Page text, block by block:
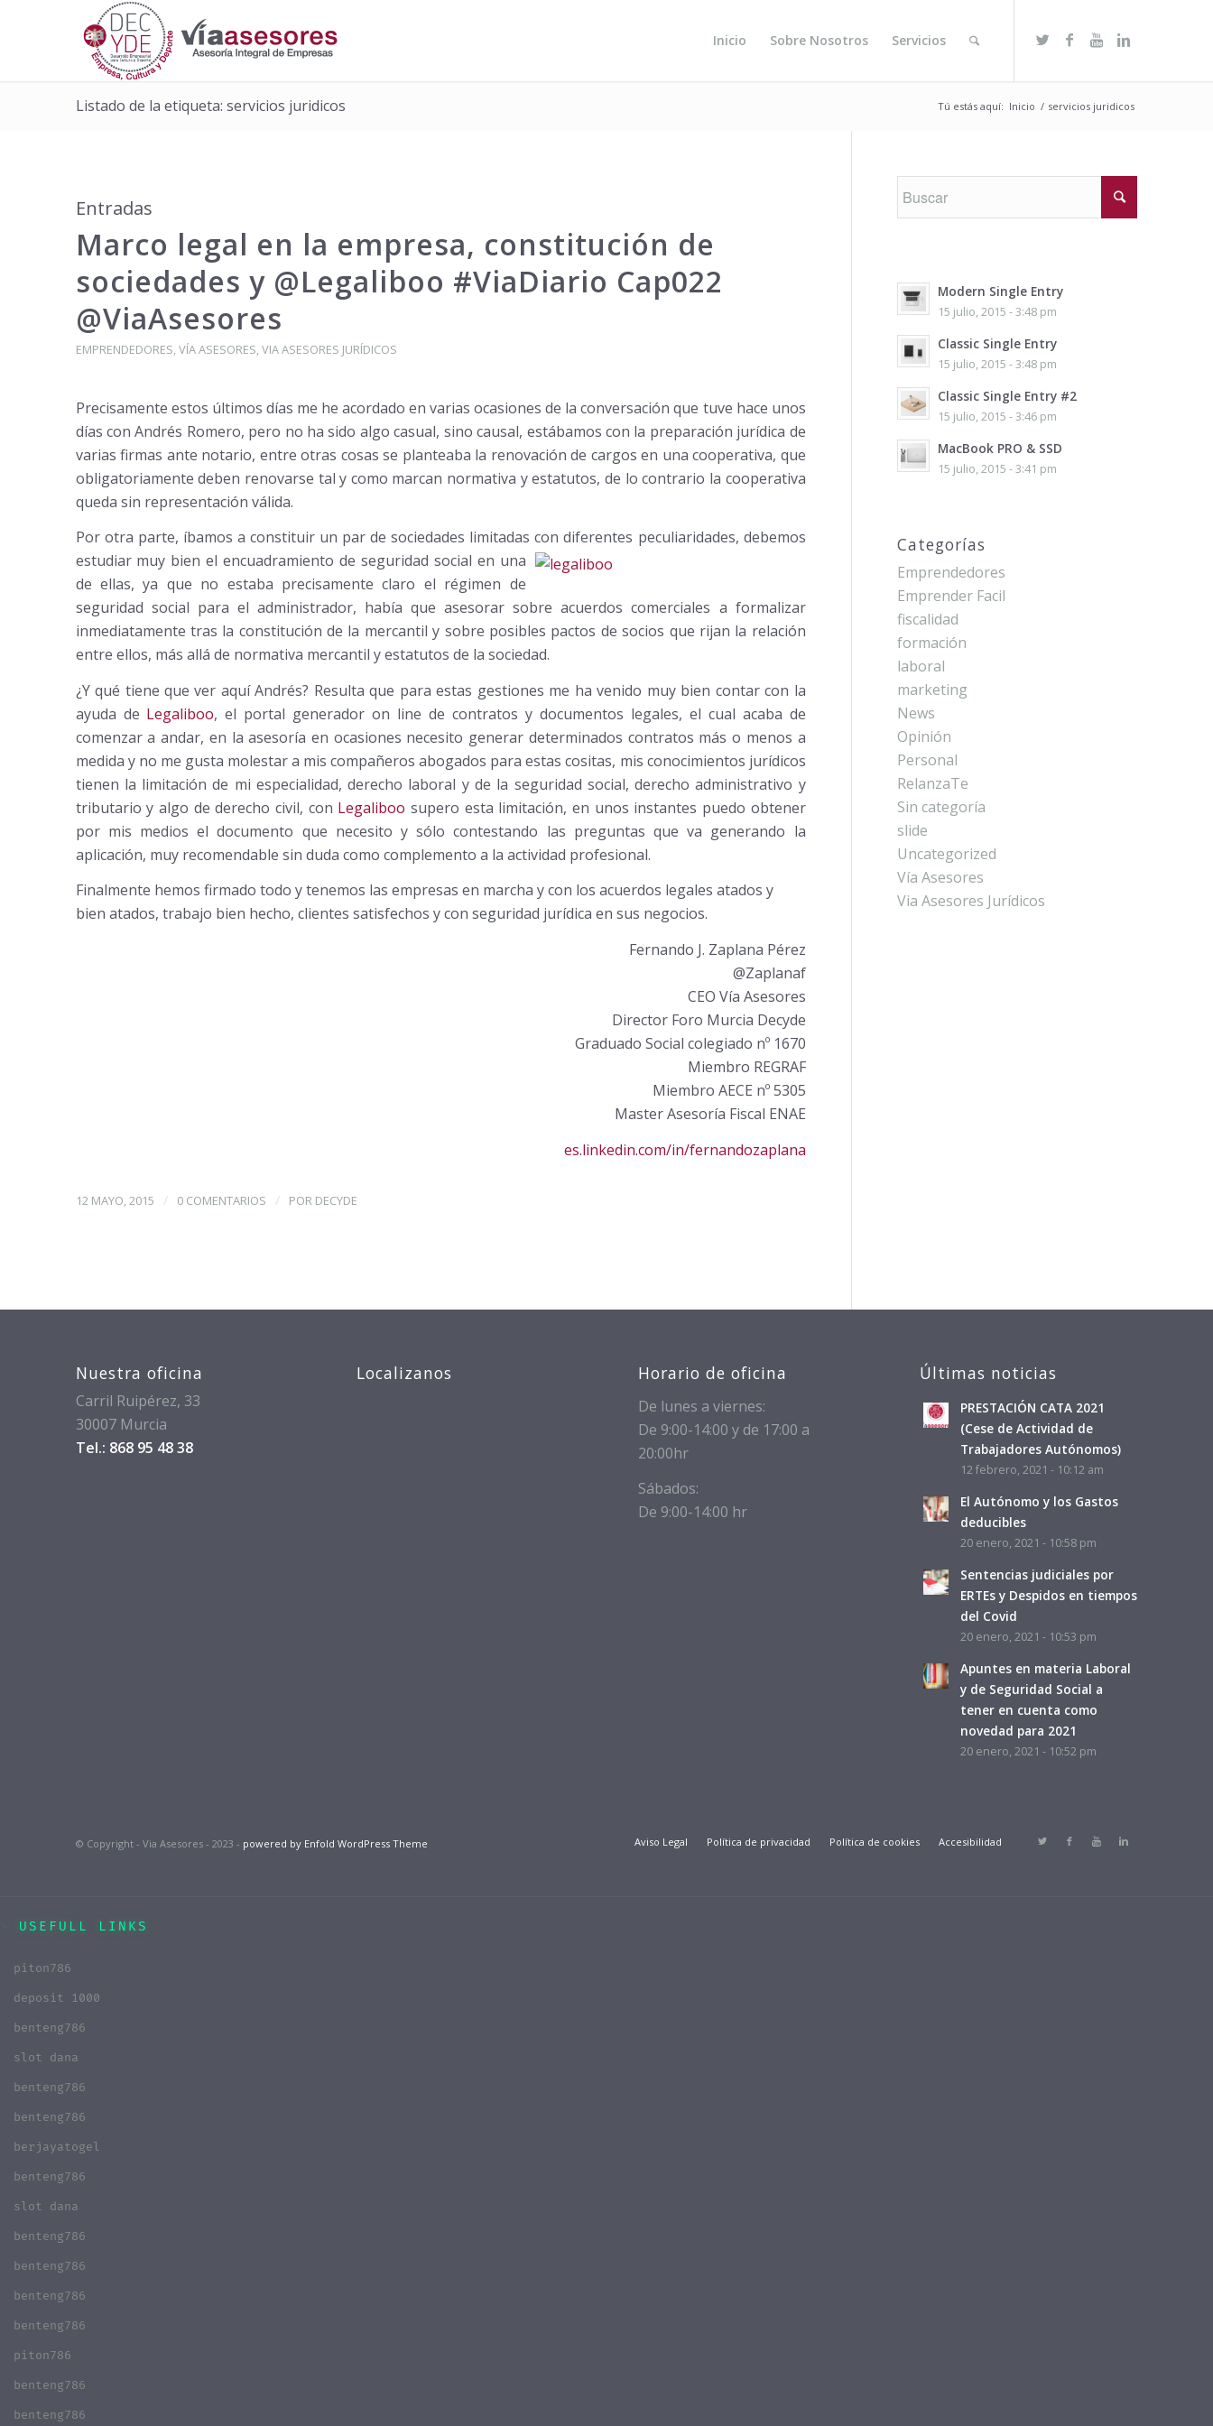
Inicio Sobre Nosotros Servicios
Listado de la etiqueta: servicios juridicos Tú estás aquí: Inicio / servicios juridicos
Entradas
Marco legal en la empresa, constitución de
sociedades y @Legaliboo #ViaDiario Cap022
@ViaAsesores
EMPRENDEDORES,VÍA ASESORES,VIA ASESORES JURÍDICOS
Precisamente estos últimos días me he acordado en varias ocasiones de la conversación que tuve hace unos
días con Andrés Romero, pero no ha sido algo casual, sino causal, estábamos con la preparación jurídica de
varias firmas ante notario, entre otras cosas se planteaba la renovación de cargos en una cooperativa, que
obligatoriamente deben renovarse tal y como marcan normativa y estatutos, de lo contrario la cooperativa
queda sin representación válida.
Por otra parte, íbamos a constituir un par de sociedades limitadas con diferentes peculiaridades, debemos
estudiarmuy bien el encuadramiento de seguridad social en una
de ellas, ya que no estaba precisamente claro el régimen de
seguridad social para el administrador, había que asesorar sobre acuerdos comerciales a formalizar
inmediatamente tras la constitución de la mercantil y sobre posibles pactos de socios que rijan la relación
entre ellos, más allá de normativa mercantil y estatutos de la sociedad.
¿Y qué tiene que ver aquí Andrés? Resulta que para estas gestiones me ha venido muy bien contar con la
ayuda de Legaliboo, el portal generador on line de contratos y documentos legales, el cual acaba de
comenzar a andar, en la asesoría en ocasiones necesito generar determinados contratos más o menos a
medida y no me gusta molestar a mis compañeros abogados para estas cositas, mis conocimientos jurídicos
tienen la limitación de mi especialidad, derecho laboral y de la seguridad social, derecho administrativo y
tributario y algo de derecho civil, con Legaliboo supero esta limitación, en unos instantes puedo obtener
por mis medios el documento que necesito y sólo contestando las preguntas que va generando la
aplicación, muy recomendable sin duda como complemento a la actividad profesional.
Finalmente hemos firmado todo y tenemos las empresas en marcha y con los acuerdos legales atados y
bien atados, trabajo bien hecho, clientes satisfechos y con seguridad jurídica en sus negocios.
Fernando J. Zaplana Pérez
@Zaplanaf
CEO Vía Asesores
Director Foro Murcia Decyde
Graduado Social colegiado nº 1670
Miembro REGRAF
Miembro AECE nº 5305
Master Asesoría Fiscal ENAE
es.linkedin.com/in/fernandozaplana
12 MAYO, 2015 / 0 COMENTARIOS / POR DECYDE
Modern Single Entry
15 julio, 2015 - 3:48 pm
Classic Single Entry
15 julio, 2015 - 3:48 pm
Classic Single Entry #2
15 julio, 2015 - 3:46 pm
MacBook PRO & SSD
15 julio, 2015 - 3:41 pm
Categorías
Emprendedores
Emprender Facil
fiscalidad
formación
laboral
marketing
News
Opinión
Personal
RelanzaTe
Sin categoría
slide
Uncategorized
Vía Asesores
Via Asesores Jurídicos
Nuestra oficina
Carril Ruipérez, 33
30007 Murcia
Tel.: 868 95 48 38
Localizanos Horario de oficina
De lunes a viernes:
De 9:00-14:00 y de 17:00 a
20:00hr
Sábados:
De 9:00-14:00 hr
Últimas noticias
PRESTACIÓN CATA 2021
(Cese de Actividad de
Trabajadores Autónomos)
12 febrero, 2021 - 10:12 am
El Autónomo y los Gastos
deducibles
20 enero, 2021 - 10:58 pm
Sentencias judiciales por
ERTEs y Despidos en tiempos
del Covid
20 enero, 2021 - 10:53 pm
Apuntes en materia Laboral
y de Seguridad Social a
tener en cuenta como
novedad para 2021
20 enero, 2021 - 10:52 pm
© Copyright - Via Asesores - 2023 - powered by Enfold WordPress Theme Aviso Legal Política de privacidad Política de cookies Accesibilidad
USEFULL LINKS
piton786
deposit 1000
benteng786
slot dana
benteng786
benteng786
berjayatogel
benteng786
slot dana
benteng786
benteng786
benteng786
benteng786
piton786
benteng786
benteng786